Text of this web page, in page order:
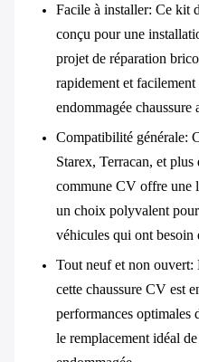
Facile à installer: Ce kit
conçu pour une
projet de réparation
rapidement et
endommagée chaussure
Compatibilité générale:
Starex, Terracan, et plus
commune CV offre une
un choix polyvalent
véhicules qui ont besoin
Tout neuf et non ouvert:
cette chaussure CV est
performances optimales
le remplacement idéal